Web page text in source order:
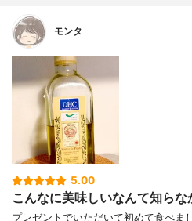
モンタ
5.00
こんなに美味しいなんて知らな
プレゼントでいただいて初めて食べま